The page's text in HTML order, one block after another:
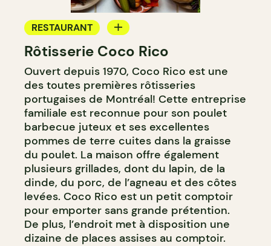
RESTAURANT
COMPTOIR
Rôtisserie Coco Rico
Ouvert depuis 1970, Coco Rico est une
des toutes premières rôtisseries
portugaises de Montréal! Cette entreprise
familiale est reconnue pour son poulet
barbecue juteux et ses excellentes
pommes de terre cuites dans la graisse
du poulet. La maison offre également
plusieurs grillades, dont du lapin, de la
dinde, du porc, de l’agneau et des côtes
levées. Coco Rico est un petit comptoir
pour emporter sans grande prétention.
De plus, l’endroit met à disposition une
dizaine de places assises au comptoir.